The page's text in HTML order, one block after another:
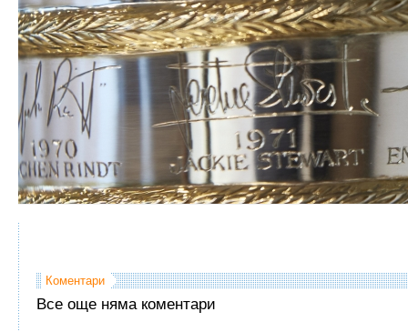
Коментари
Все още няма коментари